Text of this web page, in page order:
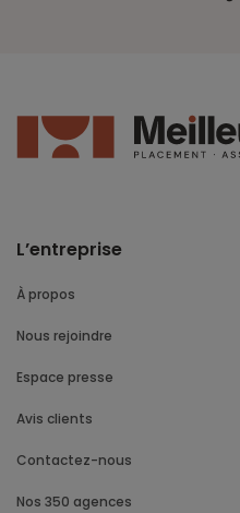
L’entreprise
À propos
Nous rejoindre
Espace presse
Avis clients
Contactez-nous
Nos 350 agences